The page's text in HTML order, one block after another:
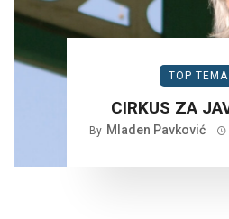
TOP TEMA
CIRKUS ZA
By Mladen Pavković